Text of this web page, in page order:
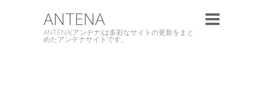
ANTENA
ANTENA(アンテナ)は多彩なサイトの更新をまと
めたアンテナサイトです。